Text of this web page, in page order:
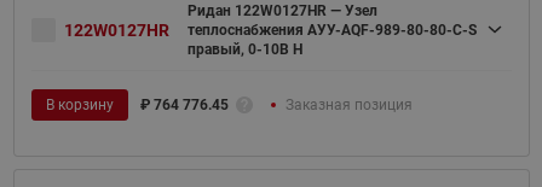
122W0127HR
Ридан 122W0127HR — Узел
теплоснабжения АУУ-AQF-989-80-80-C-S
правый, 0-10В H
В корзину ₽ 764 776.45 Заказная позиция